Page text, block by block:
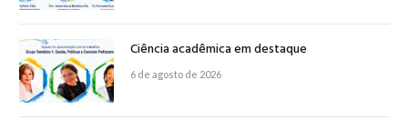
Ciência acadêmica em destaque
6 de agosto de 2026